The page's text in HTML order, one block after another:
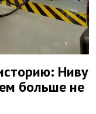
Ниву
больше не